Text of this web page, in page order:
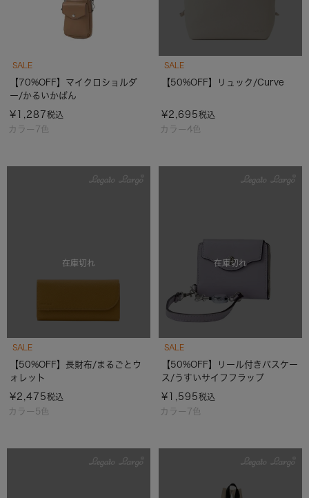
SALE
カラー7色
【70%OFF】マイクロショルダ
ー/かるいかばん
¥ 1,287税込
SALE
カラー4色
【50%OFF】リュック/Curve
¥2,695税込
SALE
カラー5色
【50%OFF】長財布/まるごとウ
ォレット
¥2,475税込
在庫切れ
SALE
カラー7色
【50%OFF】リール付きパスケー
ス/うすいサイフフラップ
¥ 1,595税込
在庫切れ